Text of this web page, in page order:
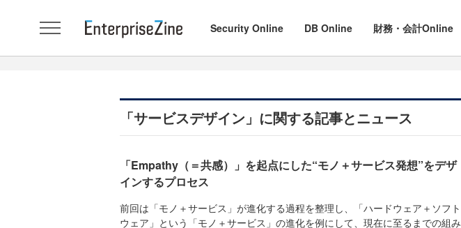
Security Online DB Online 財務・会計Online
「サービスデザイン」に関する記事とニュース
「Empathy（＝共感）」を起点にした“モノ＋サービス発想”をデザ
インするプロセス
前回は「モノ＋サービス」が進化する過程を整理し、「ハードウェア＋ソフト
ウェア」という「モノ＋サービス」の進化を例にして、現在に至るまでの組み